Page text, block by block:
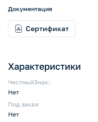
Характеристики
ЧестныйЗнак:
Нет
Под заказ:
Нет
Документация
Сертификат